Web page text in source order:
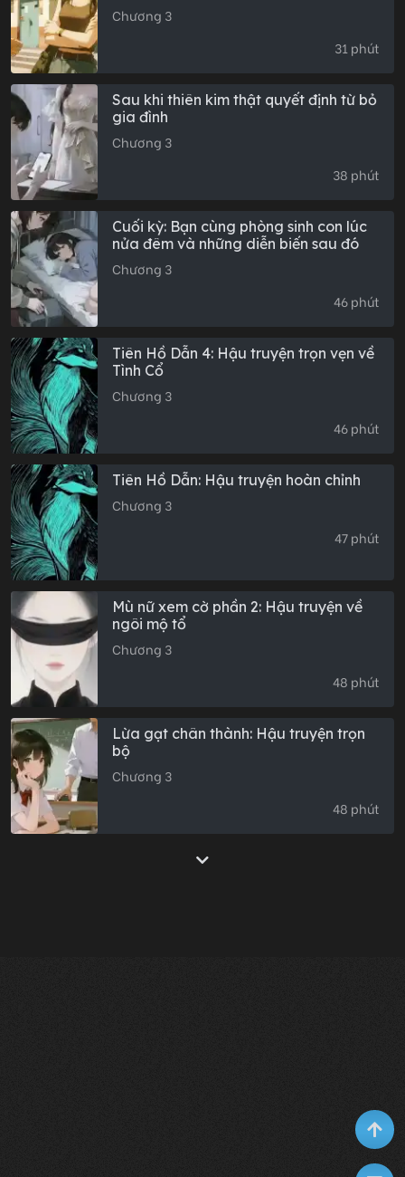
Chương 3
31 phút
Sau khi thiên kim thật quyết định từ bỏ
gia đình
Chương 3
38 phút
Cuối kỳ: Bạn cùng phòng sinh con lúc
nửa đêm và những diễn biến sau đó
Chương 3
46 phút
Tiên Hồ Dẫn 4: Hậu truyện trọn vẹn về
Tình Cổ
Chương 3
46 phút
Tiên Hồ Dẫn: Hậu truyện hoàn chỉnh
Chương 3
47 phút
Mù nữ xem cờ phần 2: Hậu truyện về
ngôi mộ tổ
Chương 3
48 phút
Lừa gạt chân thành: Hậu truyện trọn
bộ
Chương 3
48 phút